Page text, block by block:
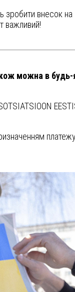
зробити внесок на
важливий!
можна в будь-